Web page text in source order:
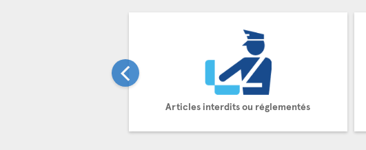
Articles interdits ou réglementés